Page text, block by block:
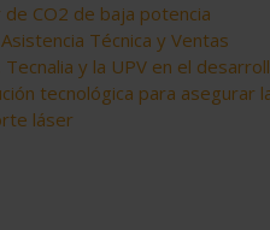
CO2 de baja potencia
Técnica y Ventas
y la UPV en el
tecnológica para asegurar
láser